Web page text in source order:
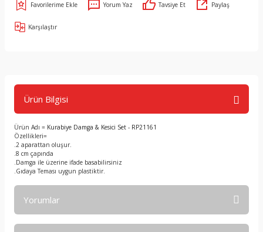
Yorum Yaz Tavsiye Et Paylaş
Karşılaştır
Ürün Bilgisi
Ürün Adı = Kurabiye Damga & Kesici Set - RP21161
Özellikleri=
.2 aparattan oluşur.
.8 cm çapında
.Damga ile üzerine ifade basabilirsiniz
.Gıdaya Teması uygun plastiktir.
Yorumlar